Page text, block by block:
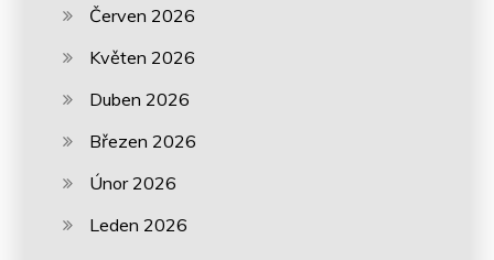
Červen 2026
Květen 2026
Duben 2026
Březen 2026
Únor 2026
Leden 2026